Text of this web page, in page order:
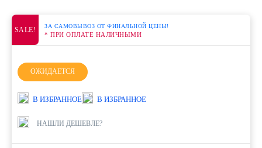
SALE! ЗА САМОВЫВОЗ ОТ ФИНАЛЬНОЙ ЦЕНЫ!
* ПРИ ОПЛАТЕ НАЛИЧНЫМИ
ОЖИДАЕТСЯ
В ИЗБРАННОЕ В ИЗБРАННОЕ
НАШЛИ ДЕШЕВЛЕ?